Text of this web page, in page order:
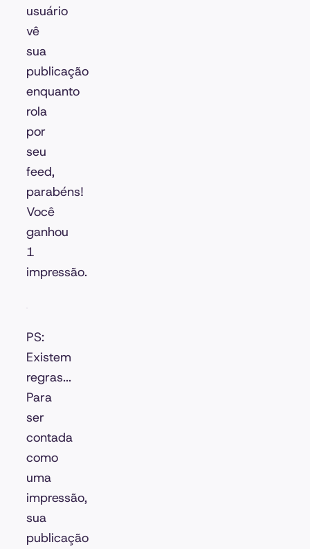
usuário
vê
sua
publicação
enquanto
rola
por
seu
feed,
parabéns!
Você
ganhou
1
impressão.
PS:
Existem
regras...
Para
ser
contada
como
uma
impressão,
sua
publicação